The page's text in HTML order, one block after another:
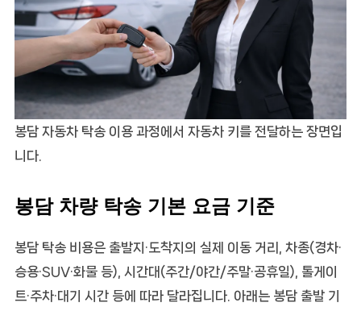
봉담 자동차 탁송 이용 과정에서 자동차 키를 전달하는 장면입
니다.
봉담 차량 탁송 기본 요금 기준
봉담 탁송 비용은 출발지·도착지의 실제 이동 거리, 차종(경차·
승용·SUV·화물 등), 시간대(주간/야간/주말·공휴일), 톨게이
트·주차·대기 시간 등에 따라 달라집니다. 아래는 봉담 출발 기